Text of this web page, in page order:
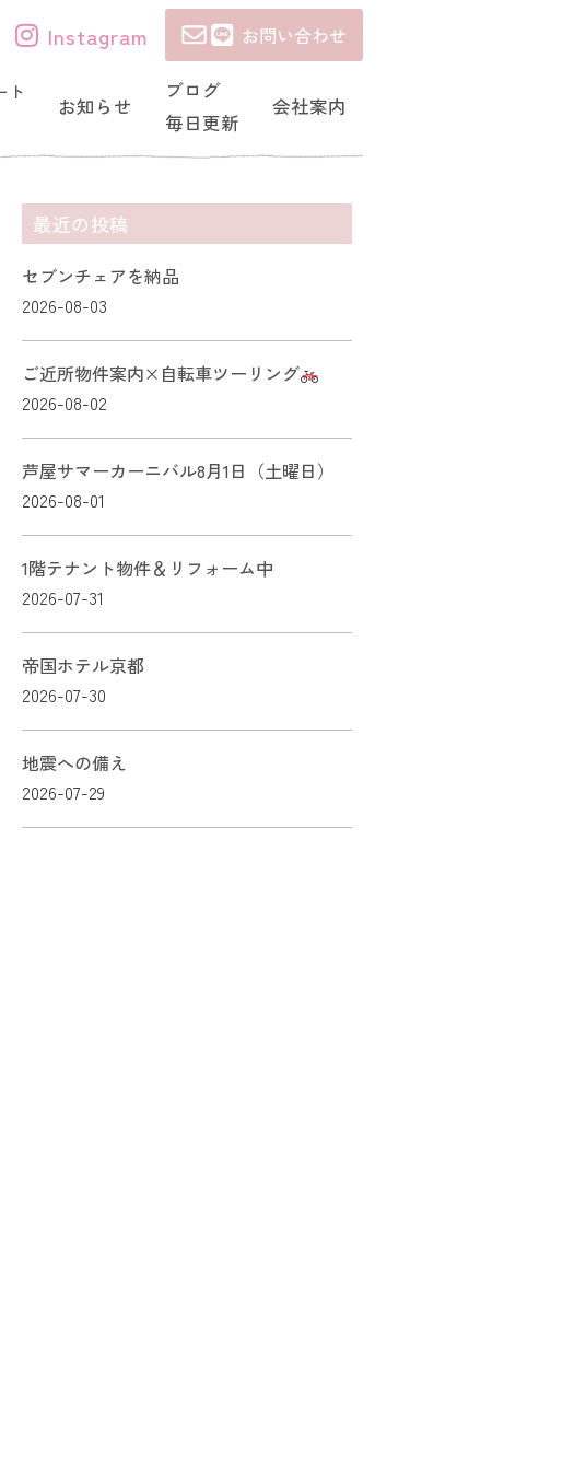
Instagram お問い合わせ
ト
お知らせ
ブログ
毎日更新
会社案内
最近の投稿
セブンチェアを納品
2026-08-03
ご近所物件案内×自転車ツーリング
2026-08-02
芦屋サマーカーニバル8月1日（土曜日）
2026-08-01
1階テナント物件＆リフォーム中
2026-07-31
帝国ホテル京都
2026-07-30
地震への備え
2026-07-29